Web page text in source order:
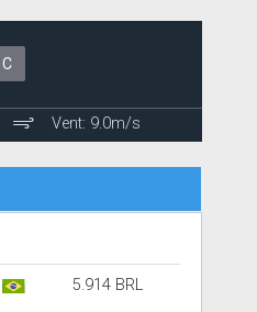
C
Vent: 9.0m/s
5.914 BRL